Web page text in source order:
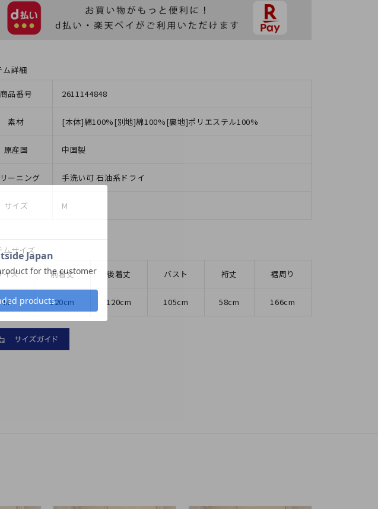
ム詳細
商品番号 2611144848
素材 [本体]綿100%[別地]綿100%[裏地]ポリエステル100%
原産国 中国製
ーニング 手洗い可 石油系ドライ
サイズ M
ムサイズ
イズ 前着丈 後着丈 バスト 裄丈 裾周り
M 120cm 120cm 105cm 58cm 166cm